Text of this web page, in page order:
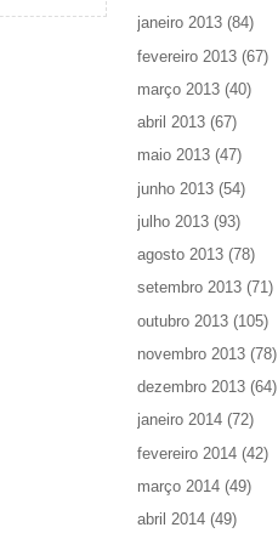
janeiro 2013 (84)
fevereiro 2013 (67)
março 2013 (40)
abril 2013 (67)
maio 2013 (47)
junho 2013 (54)
julho 2013 (93)
agosto 2013 (78)
setembro 2013 (71)
outubro 2013 (105)
novembro 2013 (78)
dezembro 2013 (64)
janeiro 2014 (72)
fevereiro 2014 (42)
março 2014 (49)
abril 2014 (49)